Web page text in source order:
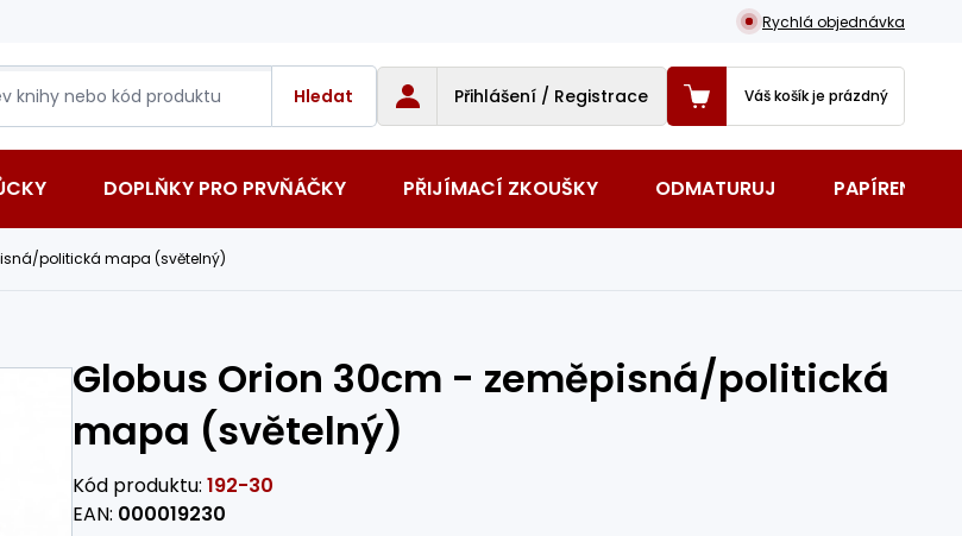
Rychlá objednávka
Hledat Přihlášení / Registrace Váš košík je prázdný
DOPLŇKY PRO PRVŇÁČKY PŘIJÍMACÍ ZKOUŠKY ODMATURUJ PAPÍRENSKÉ
politická mapa (světelný)
Globus Orion 30cm - zeměpisná/politická
mapa (světelný)
Kód produktu: 192-30
EAN: 000019230